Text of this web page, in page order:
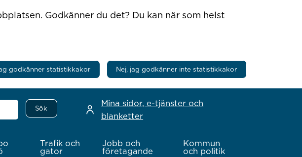
Godkänner du det? Du kan när som helst
godkänner statistikkakor Nej, jag godkänner inte statistikkakor
Mina sidor, e-tjänster och
blanketter
Trafik och
gator
Jobb och
företagande
Kommun
och politik